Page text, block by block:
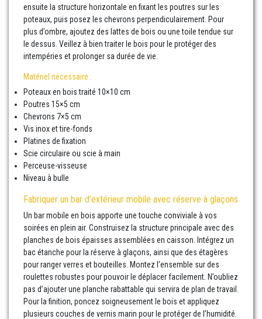
ensuite la structure horizontale en fixant les poutres sur les
poteaux, puis posez les chevrons perpendiculairement. Pour
plus d’ombre, ajoutez des lattes de bois ou une toile tendue sur
le dessus. Veillez à bien traiter le bois pour le protéger des
intempéries et prolonger sa durée de vie.
Matériel nécessaire :
Poteaux en bois traité 10×10 cm
Poutres 15×5 cm
Chevrons 7×5 cm
Vis inox et tire-fonds
Platines de fixation
Scie circulaire ou scie à main
Perceuse-visseuse
Niveau à bulle
Fabriquer un bar d’extérieur mobile avec réserve à glaçons
Un bar mobile en bois apporte une touche conviviale à vos
soirées en plein air. Construisez la structure principale avec des
planches de bois épaisses assemblées en caisson. Intégrez un
bac étanche pour la réserve à glaçons, ainsi que des étagères
pour ranger verres et bouteilles. Montez l’ensemble sur des
roulettes robustes pour pouvoir le déplacer facilement. N’oubliez
pas d’ajouter une planche rabattable qui servira de plan de travail.
Pour la finition, poncez soigneusement le bois et appliquez
plusieurs couches de vernis marin pour le protéger de l’humidité.